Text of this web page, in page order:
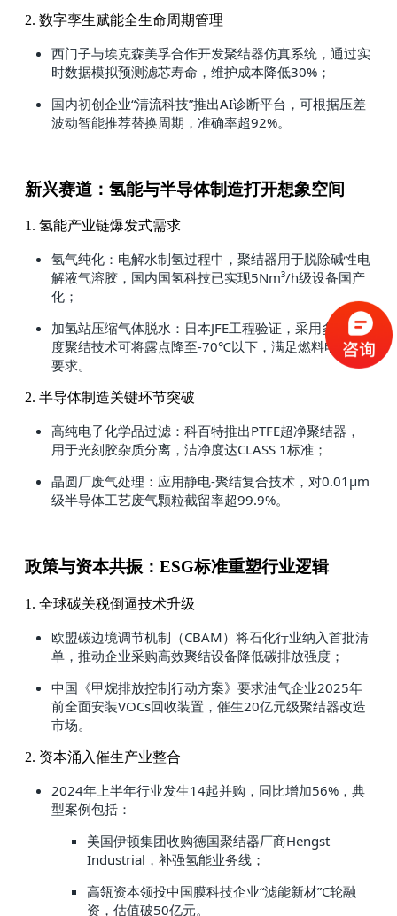
2. 数字孪生赋能全生命周期管理
西门子与埃克森美孚合作开发聚结器仿真系统，通过实
时数据模拟预测滤芯寿命，维护成本降低30%；
国内初创企业“清流科技”推出AI诊断平台，可根据压差
波动智能推荐替换周期，准确率超92%。
新兴赛道：氢能与半导体制造打开想象空间
1. 氢能产业链爆发式需求
氢气纯化：电解水制氢过程中，聚结器用于脱除碱性电
解液气溶胶，国内国氢科技已实现5Nm³/h级设备国产
化；
加氢站压缩气体脱水：日本JFE工程验证，采用多层梯
度聚结技术可将露点降至-70℃以下，满足燃料电池车
要求。
2. 半导体制造关键环节突破
高纯电子化学品过滤：科百特推出PTFE超净聚结器，
用于光刻胶杂质分离，洁净度达CLASS 1标准；
晶圆厂废气处理：应用静电-聚结复合技术，对0.01μm
级半导体工艺废气颗粒截留率超99.9%。
政策与资本共振：ESG标准重塑行业逻辑
1. 全球碳关税倒逼技术升级
欧盟碳边境调节机制（CBAM）将石化行业纳入首批清
单，推动企业采购高效聚结设备降低碳排放强度；
中国《甲烷排放控制行动方案》要求油气企业2025年
前全面安装VOCs回收装置，催生20亿元级聚结器改造
市场。
2. 资本涌入催生产业整合
2024年上半年行业发生14起并购，同比增加56%，典
型案例包括：
美国伊顿集团收购德国聚结器厂商Hengst
Industrial，补强氢能业务线；
高瓴资本领投中国膜科技企业“滤能新材”C轮融
资，估值破50亿元。